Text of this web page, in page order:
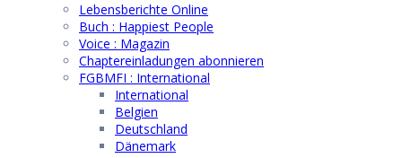
Lebensberichte Online
Buch : Happiest People
Voice : Magazin
Chaptereinladungen abonnieren
FGBMFI : International
International
Belgien
Deutschland
Dänemark